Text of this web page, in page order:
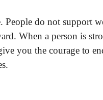
People do not support
When a person is
you the courage to